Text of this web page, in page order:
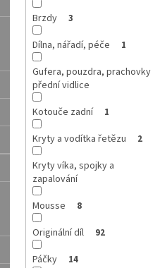
Brzdy 3
Dílna, nářadí, péče 1
Gufera, pouzdra, prachovky
přední vidlice
Kotouče zadní 1
Kryty a vodítka řetězu 2
Kryty víka, spojky a
zapalování
Mousse 8
Originální díl 92
Páčky 14